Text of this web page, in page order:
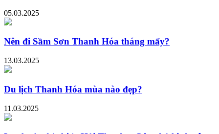
05.03.2025
Nên đi Sầm Sơn Thanh Hóa tháng mấy?
13.03.2025
Du lịch Thanh Hóa mùa nào đẹp?
11.03.2025